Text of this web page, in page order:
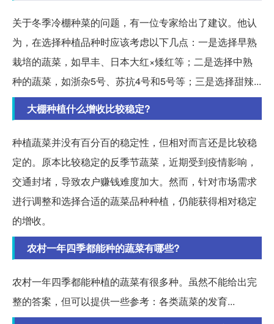
关于冬季冷棚种菜的问题，有一位专家给出了建议。他认
为，在选择种植品种时应该考虑以下几点：一是选择早熟
栽培的蔬菜，如早丰、日本大红×矮红等；二是选择中熟
种的蔬菜，如浙杂5号、苏抗4号和5号等；三是选择甜辣...
大棚种植什么增收比较稳定?
种植蔬菜并没有百分百的稳定性，但相对而言还是比较稳
定的。原本比较稳定的反季节蔬菜，近期受到疫情影响，
交通封堵，导致农户赚钱难度加大。然而，针对市场需求
进行调整和选择合适的蔬菜品种种植，仍能获得相对稳定
的增收。
农村一年四季都能种的蔬菜有哪些?
农村一年四季都能种植的蔬菜有很多种。虽然不能给出完
整的答案，但可以提供一些参考：各类蔬菜的发育...